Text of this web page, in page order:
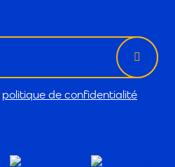
politique de confidentialité